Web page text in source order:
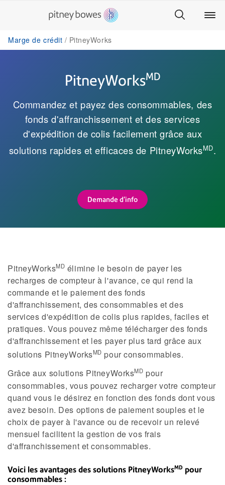
Marge de crédit PitneyWorks
PitneyWorksMD
Commandez et payez des consommables, des
fonds d'affranchissement et des services
d'expédition de colis facilement grâce aux
solutions rapides et efficaces de PitneyWorksMD.
Demande d'info
PitneyWorksMD élimine le besoin de payer les
recharges de compteur à l'avance, ce qui rend la
commande et le paiement des fonds
d'affranchissement, des consommables et des
services d'expédition de colis plus rapides, faciles et
pratiques. Vous pouvez même télécharger des fonds
d'affranchissement et les payer plus tard grâce aux
solutions PitneyWorksMD pour consommables.
Grâce aux solutions PitneyWorksMD pour
consommables, vous pouvez recharger votre compteur
quand vous le désirez en fonction des fonds dont vous
avez besoin. Des options de paiement souples et le
choix de payer à l'avance ou de recevoir un relevé
mensuel facilitent la gestion de vos frais
d'affranchissement et consommables.
Voici les avantages des solutions PitneyWorksMD pour
consommables :